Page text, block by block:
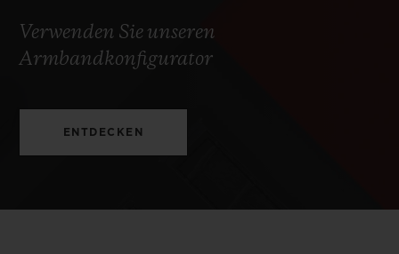
Verwenden Sie unseren
Armbandkonfigurator
ENTDECKEN